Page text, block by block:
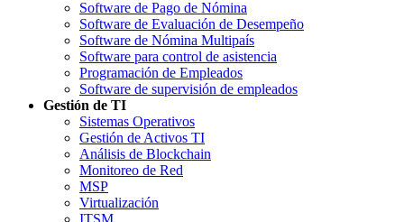
Software de Pago de Nómina
Software de Evaluación de Desempeño
Software de Nómina Multipaís
Software para control de asistencia
Programación de Empleados
Software de supervisión de empleados
Gestión de TI
Sistemas Operativos
Gestión de Activos TI
Análisis de Blockchain
Monitoreo de Red
MSP
Virtualización
ITSM